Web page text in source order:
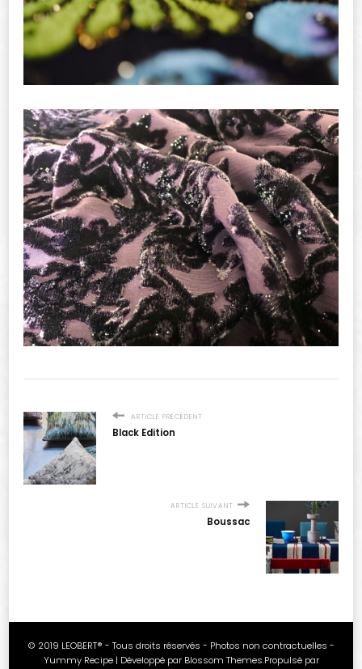
ARTICLE PRÉCÉDENT
Black Edition
ARTICLE SUIVANT
Boussac
© 2019 LEOBERT® - Tous droits réservés - Photos non contractuelles -
Yummy Recipe | Développé par Blossom Themes.Propulsé par